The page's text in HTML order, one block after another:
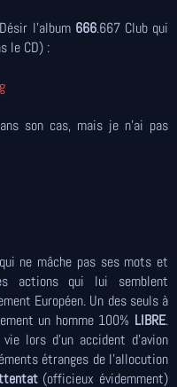
l'album 666.667 Club qui
le CD) :
son cas, mais je n'ai pas
ne mâche pas ses mots et
actions qui lui semblent
Européen. Un des seuls à
un homme 100% LIBRE.
lors d'un accident d'avion
étranges de l'allocution
(officieux évidemment)